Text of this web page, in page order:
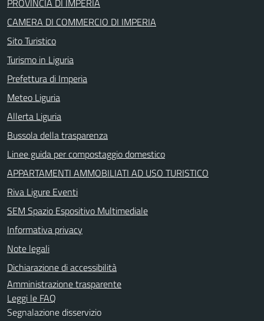
CAMERA DI COMMERCIO DI IMPERIA
Sito Turistico
Turismo in Liguria
Prefettura di Imperia
Meteo Liguria
Allerta Liguria
Bussola della trasparenza
Linee guida per compostaggio domestico
APPARTAMENTI AMMOBILIATI AD USO TURISTICO
Riva Ligure Eventi
SEM Spazio Espositivo Multimediale
Informativa privacy
Note legali
Dichiarazione di accessibilità
Amministrazione trasparente
Leggi le FAQ
Segnalazione disservizio